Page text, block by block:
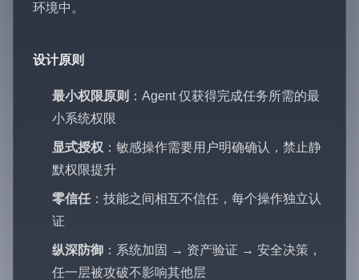
环境中。
设计原则
最小权限原则 ：Agent 仅获得完成任务所需的最
小系统权限
显式授权 ：敏感操作需要用户明确确认，禁止静
默权限提升
零信任 ：技能之间相互不信任，每个操作独立认
证
纵深防御 ：系统加固 → 资产验证 → 安全决策，
任一层被攻破不影响其他层